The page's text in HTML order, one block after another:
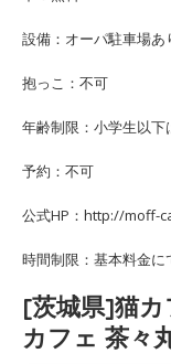
設備：オーパ駐車場あ
抱っこ：不可
年齢制限：小学生以
予約：不可
公式HP：http://moff-
時間制限：基本料金に
[茨城県]猫
カフェ 茶々